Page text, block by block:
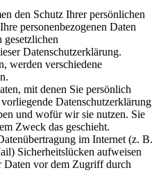
den Schutz Ihrer persönlichen
personenbezogenen Daten
gesetzlichen
Datenschutzerklärung.
werden verschiedene
mit denen Sie persönlich
Datenschutzerklärung
und wofür wir sie nutzen. Sie
Zweck das geschieht.
im Internet (z. B.
Sicherheitslücken aufweisen
Daten vor dem Zugriff durch